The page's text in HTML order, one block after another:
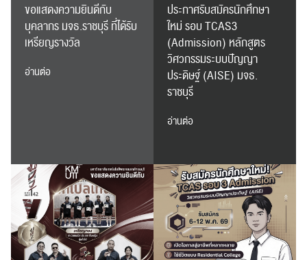
ขอแสดงความยินดีกับ
บุคลากร มจธ.ราชบุรี ที่ได้รับ
เหรียญรางวัล
อ่านต่อ
ประกาศรับสมัครนักศึกษา
ใหม่ รอบ TCAS3
(Admission) หลักสูตร
วิศวกรรมระบบปัญญา
ประดิษฐ์ (AISE) มจธ.
ราชบุรี
อ่านต่อ